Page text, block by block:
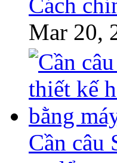
Cách
Mar 20,
Cần câu